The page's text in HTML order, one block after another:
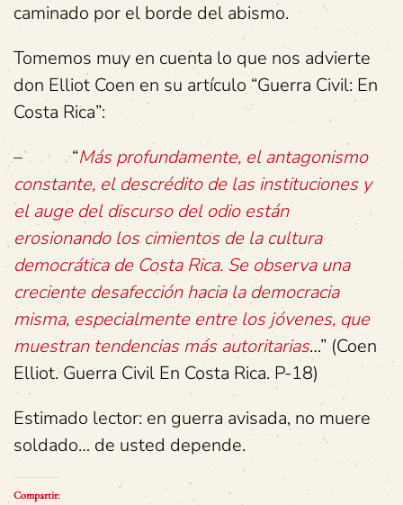
caminado por el borde del abismo.
Tomemos muy en cuenta lo que nos advierte
don Elliot Coen en su artículo “Guerra Civil: En
Costa Rica”:
– “Más profundamente, el antagonismo
constante, el descrédito de las instituciones y
el auge del discurso del odio están
erosionando los cimientos de la cultura
democrática de Costa Rica. Se observa una
creciente desafección hacia la democracia
misma, especialmente entre los jóvenes, que
muestran tendencias más autoritarias…” (Coen
Elliot. Guerra Civil En Costa Rica. P-18)
Estimado lector: en guerra avisada, no muere
soldado… de usted depende.
Compartir: